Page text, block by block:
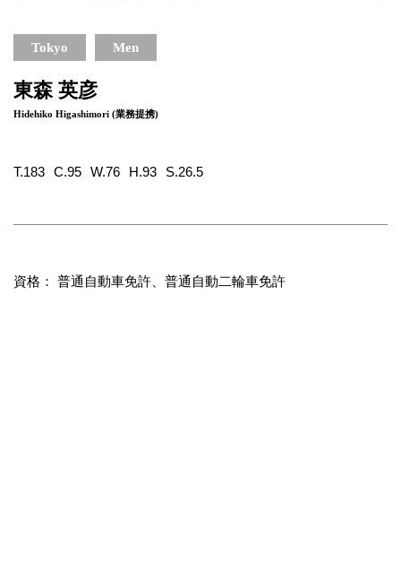
Tokyo Men
東森 英彦
Hidehiko Higashimori (業務提携)
T.183 C.95 W.76 H.93 S.26.5
資格： 普通自動車免許、普通自動二輪車免許